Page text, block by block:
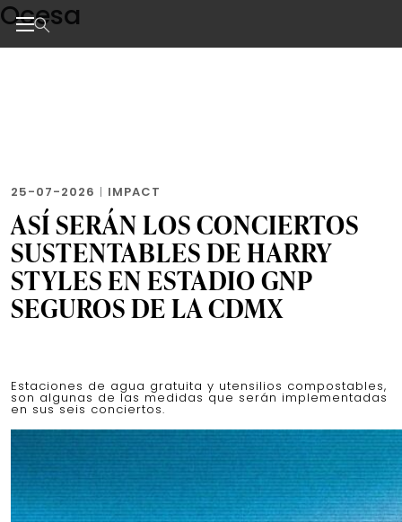
Skip
to
the
Ocesa
25-07-2026 | IMPACT
ASÍ SERÁN LOS CONCIERTOS
SUSTENTABLES DE HARRY
STYLES EN ESTADIO GNP
SEGUROS DE LA CDMX
Estaciones de agua gratuita y utensilios compostables,
son algunas de las medidas que serán implementadas
en sus seis conciertos.